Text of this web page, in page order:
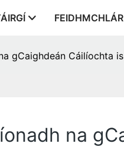
FEIDHMCHLÁR
gCaighdeán Cáilíochta
na